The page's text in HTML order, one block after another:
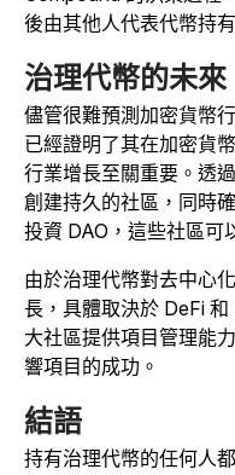
後由其他人代表代幣持
治理代幣的未來
儘管很難預測加密貨幣
已經證明了其在加密貨
行業增長至關重要。透
創建持久的社區，同時
投資 DAO，這些社區可
由於治理代幣對去中心
長，具體取決於 DeFi
大社區提供項目管理能
響項目的成功。
結語
持有治理代幣的任何人